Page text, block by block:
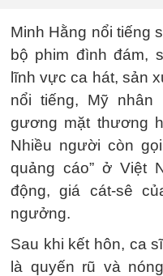
Minh Hằng nổi tiếng
bộ phim đình đám,
lĩnh vực ca hát, sản
nổi tiếng, Mỹ nhân
gương mặt thương
Nhiều người còn
quảng cáo” ở Việt
động, giá cát-sê
ngưởng.
Sau khi kết hôn, ca
là quyến rũ và